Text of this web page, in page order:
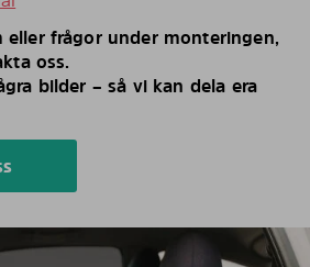
eller frågor under monteringen,
oss.
bilder – så vi kan dela era